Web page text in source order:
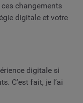
changements
digitale et votre
digitale si
C’est fait, je l’ai